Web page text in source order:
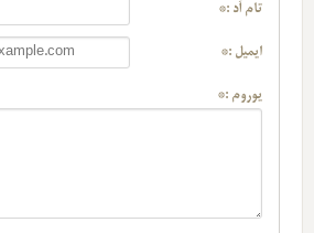
تام آد :*
ایمیل :*
یوروم :*